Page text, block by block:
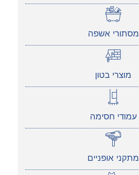
מסתורי אשפה
מוצרי בטון
עמודי חסימה
מתקני אופניים